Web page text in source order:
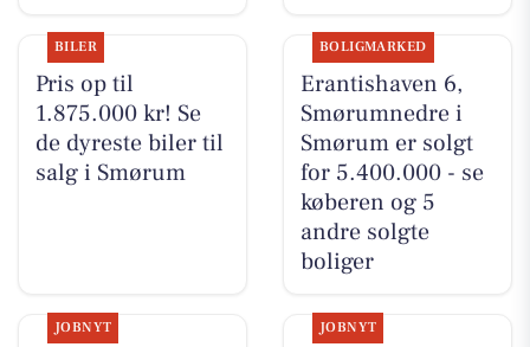
BILER
Pris op til
1.875.000 kr! Se
de dyreste biler til
salg i Smørum
BOLIGMARKED
Erantishaven 6,
Smørumnedre i
Smørum er solgt
for 5.400.000 - se
køberen og 5
andre solgte
boliger
JOBNYT JOBNYT